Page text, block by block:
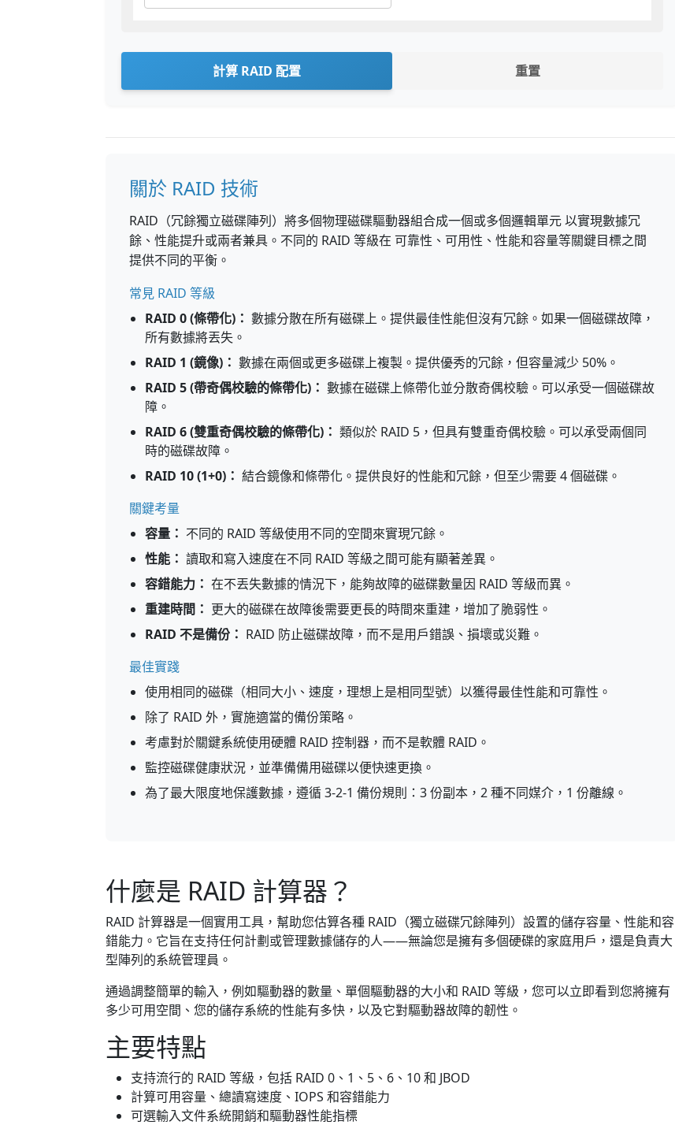
計算 RAID 配置 重置
關於 RAID 技術
RAID（冗餘獨立磁碟陣列）將多個物理磁碟驅動器組合成一個或多個邏輯單元 以實現數據冗
餘、性能提升或兩者兼具。不同的 RAID 等級在 可靠性、可用性、性能和容量等關鍵目標之間
提供不同的平衡。
常見 RAID 等級
RAID 0 (條帶化)： 數據分散在所有磁碟上。提供最佳性能但沒有冗餘。如果一個磁碟故障，
所有數據將丟失。
RAID 1 (鏡像)： 數據在兩個或更多磁碟上複製。提供優秀的冗餘，但容量減少 50%。
RAID 5 (帶奇偶校驗的條帶化)： 數據在磁碟上條帶化並分散奇偶校驗。可以承受一個磁碟故
障。
RAID 6 (雙重奇偶校驗的條帶化)： 類似於 RAID 5，但具有雙重奇偶校驗。可以承受兩個同
時的磁碟故障。
RAID 10 (1+0)： 結合鏡像和條帶化。提供良好的性能和冗餘，但至少需要 4 個磁碟。
關鍵考量
容量： 不同的 RAID 等級使用不同的空間來實現冗餘。
性能： 讀取和寫入速度在不同 RAID 等級之間可能有顯著差異。
容錯能力： 在不丟失數據的情況下，能夠故障的磁碟數量因 RAID 等級而異。
重建時間： 更大的磁碟在故障後需要更長的時間來重建，增加了脆弱性。
RAID 不是備份： RAID 防止磁碟故障，而不是用戶錯誤、損壞或災難。
最佳實踐
使用相同的磁碟（相同大小、速度，理想上是相同型號）以獲得最佳性能和可靠性。
除了 RAID 外，實施適當的備份策略。
考慮對於關鍵系統使用硬體 RAID 控制器，而不是軟體 RAID。
監控磁碟健康狀況，並準備備用磁碟以便快速更換。
為了最大限度地保護數據，遵循 3-2-1 備份規則：3 份副本，2 種不同媒介，1 份離線。
什麼是 RAID 計算器？
RAID 計算器是一個實用工具，幫助您估算各種 RAID（獨立磁碟冗餘陣列）設置的儲存容量、性能和容
錯能力。它旨在支持任何計劃或管理數據儲存的人——無論您是擁有多個硬碟的家庭用戶，還是負責大
型陣列的系統管理員。
通過調整簡單的輸入，例如驅動器的數量、單個驅動器的大小和 RAID 等級，您可以立即看到您將擁有
多少可用空間、您的儲存系統的性能有多快，以及它對驅動器故障的韌性。
主要特點
支持流行的 RAID 等級，包括 RAID 0、1、5、6、10 和 JBOD
計算可用容量、總讀寫速度、IOPS 和容錯能力
可選輸入文件系統開銷和驅動器性能指標